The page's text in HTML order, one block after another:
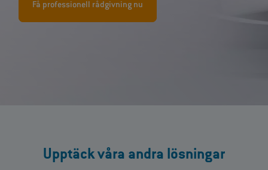
Få professionell rådgivning nu
Upptäck våra andra lösningar